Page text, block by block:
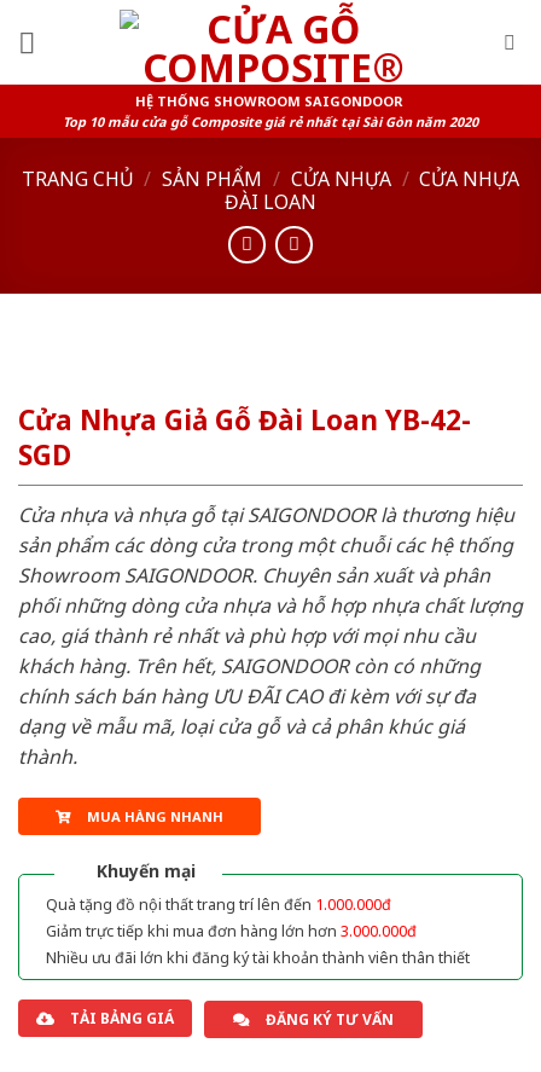
HỆ THỐNG SHOWROOM SAIGONDOOR
Top 10 mẫu cửa gỗ Composite giá rẻ nhất tại Sài Gòn năm 2020
TRANG CHỦ / SẢN PHẨM / CỬA NHỰA / CỬA NHỰA
ĐÀI LOAN
Cửa Nhựa Giả Gỗ Đài Loan YB-42-
SGD
Cửa nhựa và nhựa gỗ tại SAIGONDOOR là thương hiệu
sản phẩm các dòng cửa trong một chuỗi các hệ thống
Showroom SAIGONDOOR. Chuyên sản xuất và phân
phối những dòng cửa nhựa và hỗ hợp nhựa chất lượng
cao, giá thành rẻ nhất và phù hợp với mọi nhu cầu
khách hàng. Trên hết, SAIGONDOOR còn có những
chính sách bán hàng ƯU ĐÃI CAO đi kèm với sự đa
dạng về mẫu mã, loại cửa gỗ và cả phân khúc giá
thành.
MUA HÀNG NHANH
Khuyến mại
Quà tặng đồ nội thất trang trí lên đến 1.000.000đ
Giảm trực tiếp khi mua đơn hàng lớn hơn 3.000.000đ
Nhiều ưu đãi lớn khi đăng ký tài khoản thành viên thân thiết
TẢI BẢNG GIÁ ĐĂNG KÝ TƯ VẤN